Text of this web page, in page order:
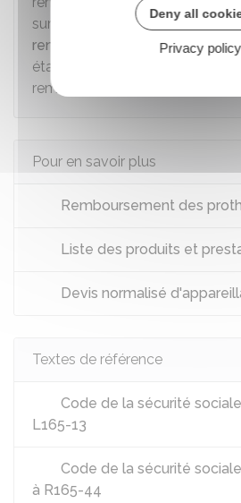
sur la
liste des produits et
remboursables
par
établit les tarifs servant de base
remboursement.
Pour en savoir plus
Remboursement des
Liste des produits et
Devis normalisé
Textes de référence
Code de la sécurité
L165-13
Code de la sécurité
à R165-44
Deny all
Privacy policy